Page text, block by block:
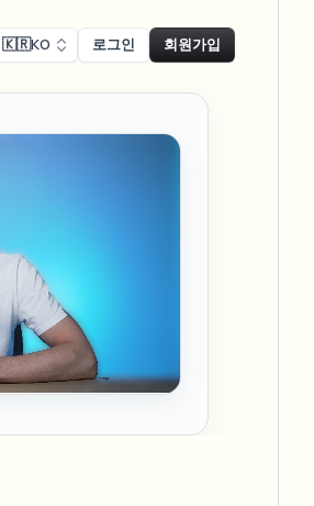
이미지
in images
동영상
in video
NEW
with scene fill
🇰🇷KO 로그인 회원가입